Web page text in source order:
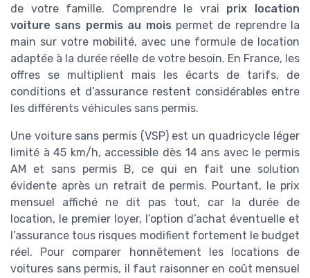
de votre famille. Comprendre le vrai prix location
voiture sans permis au mois permet de reprendre la
main sur votre mobilité, avec une formule de location
adaptée à la durée réelle de votre besoin. En France, les
offres se multiplient mais les écarts de tarifs, de
conditions et d’assurance restent considérables entre
les différents véhicules sans permis.
Une voiture sans permis (VSP) est un quadricycle léger
limité à 45 km/h, accessible dès 14 ans avec le permis
AM et sans permis B, ce qui en fait une solution
évidente après un retrait de permis. Pourtant, le prix
mensuel affiché ne dit pas tout, car la durée de
location, le premier loyer, l’option d’achat éventuelle et
l’assurance tous risques modifient fortement le budget
réel. Pour comparer honnêtement les locations de
voitures sans permis, il faut raisonner en coût mensuel